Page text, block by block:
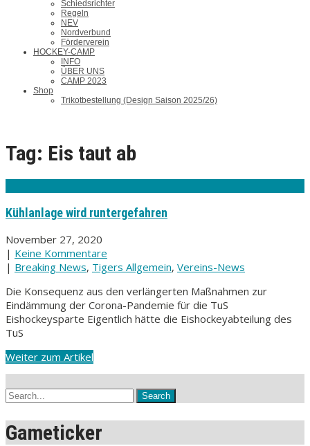
Schiedsrichter
Regeln
NEV
Nordverbund
Förderverein
HOCKEY-CAMP
INFO
ÜBER UNS
CAMP 2023
Shop
Trikotbestellung (Design Saison 2025/26)
Tag: Eis taut ab
Kühlanlage wird runtergefahren
November 27, 2020
| Keine Kommentare
| Breaking News, Tigers Allgemein, Vereins-News
Die Konsequenz aus den verlängerten Maßnahmen zur
Eindämmung der Corona-Pandemie für die TuS
Eishockeysparte Eigentlich hätte die Eishockeyabteilung des
TuS
Weiter zum Artikel
Gameticker